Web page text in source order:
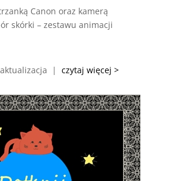
Canon oraz kamerą
skórki – zestawu animacji
| czytaj więcej >